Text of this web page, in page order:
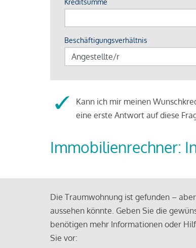
Kann ich mir meinen
eine erste Antwort auf diese
Immobilienrechner:
Die Traumwohnung ist gefunden –
aussehen könnte. Geben Sie die
benötigen mehr Informationen oder
Sie vor: